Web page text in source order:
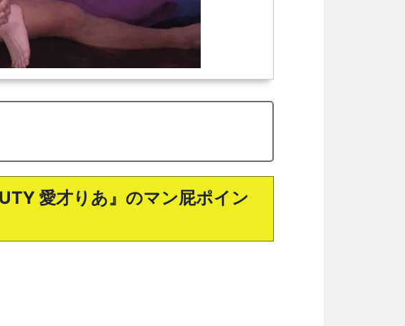
愛才りあ』のマン屁ポイン